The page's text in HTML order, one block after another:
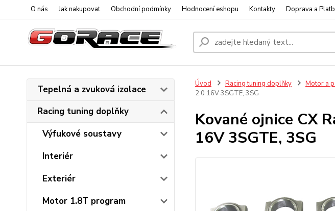
O nás Jak nakupovat Obchodní podmínky Hodnocení eshopu Kontakty Doprava a
Tepelná a zvuková izolace
Racing tuning doplňky
Výfukové soustavy
Interiér
Exteriér
Motor 1.8T program
Úvod Racing tuning doplňky Motor a
2.0 16V 3SGTE, 3SG
Kované ojnice CX
16V 3SGTE, 3SG